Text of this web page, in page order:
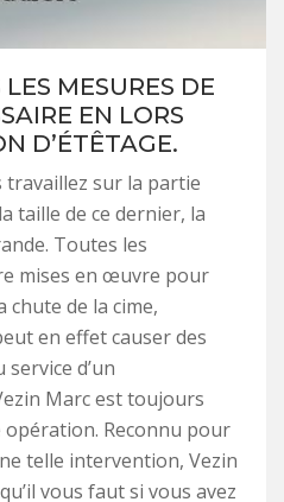
MESURES DE
EN LORS
D’ÉTÊTAGE.
travaillez sur la partie
taille de ce dernier, la
Toutes les
mises en œuvre pour
chute de la cime,
en effet causer des
d’un
Marc est toujours
Reconnu pour
telle intervention, Vezin
vous faut si vous avez